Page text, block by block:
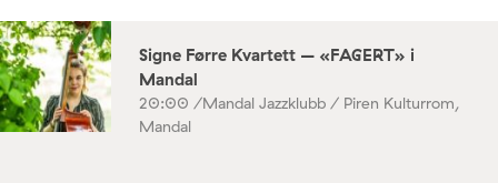
Signe Førre Kvartett – «FAGERT» i
Mandal
20:00 /Mandal Jazzklubb / Piren Kulturrom,
Mandal